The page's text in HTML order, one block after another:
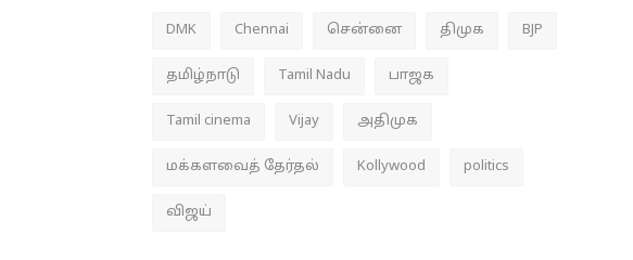
DMK Chennai சென்னை திமுக BJP
தமிழ்நாடு Tamil Nadu பாஜக
Tamil cinema Vijay அதிமுக
மக்களவைத் தேர்தல் Kollywood politics
விஜய்